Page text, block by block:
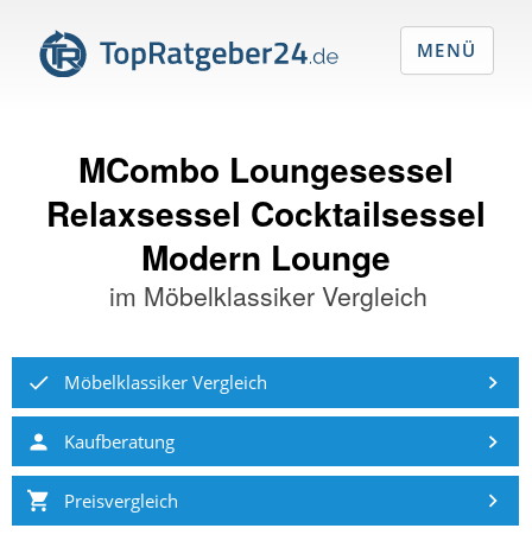
MCombo Loungesessel
Relaxsessel Cocktailsessel
Modern Lounge
im Möbelklassiker Vergleich
Möbelklassiker Vergleich
Kaufberatung
Preisvergleich
MENÜ